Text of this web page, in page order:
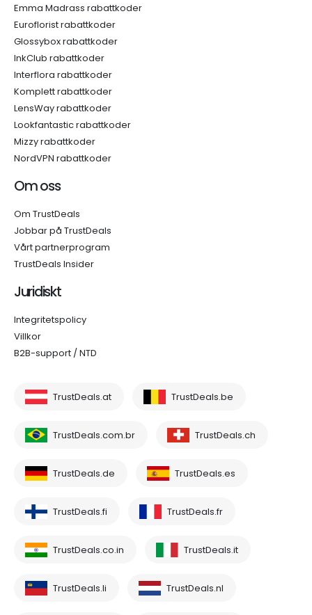
Emma Madrass rabattkoder
Euroflorist rabattkoder
Glossybox rabattkoder
InkClub rabattkoder
Interflora rabattkoder
Komplett rabattkoder
LensWay rabattkoder
Lookfantastic rabattkoder
Mizzy rabattkoder
NordVPN rabattkoder
Om oss
Om TrustDeals
Jobbar på TrustDeals
Vårt partnerprogram
TrustDeals Insider
Juridiskt
Integritetspolicy
Villkor
B2B-support / NTD
TrustDeals.at TrustDeals.be
TrustDeals.com.br TrustDeals.ch
TrustDeals.de TrustDeals.es
TrustDeals.fi TrustDeals.fr
TrustDeals.co.in TrustDeals.it
TrustDeals.li TrustDeals.nl